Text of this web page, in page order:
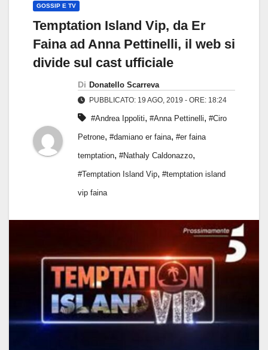
GOSSIP E TV
Temptation Island Vip, da Er
Faina ad Anna Pettinelli, il web si
divide sul cast ufficiale
Di Donatello Scarreva
PUBBLICATO: 19 AGO, 2019 - ORE: 18:24
#Andrea Ippoliti, #Anna Pettinelli, #Ciro
Petrone, #damiano er faina, #er faina
temptation, #Nathaly Caldonazzo,
#Temptation Island Vip, #temptation island
vip faina